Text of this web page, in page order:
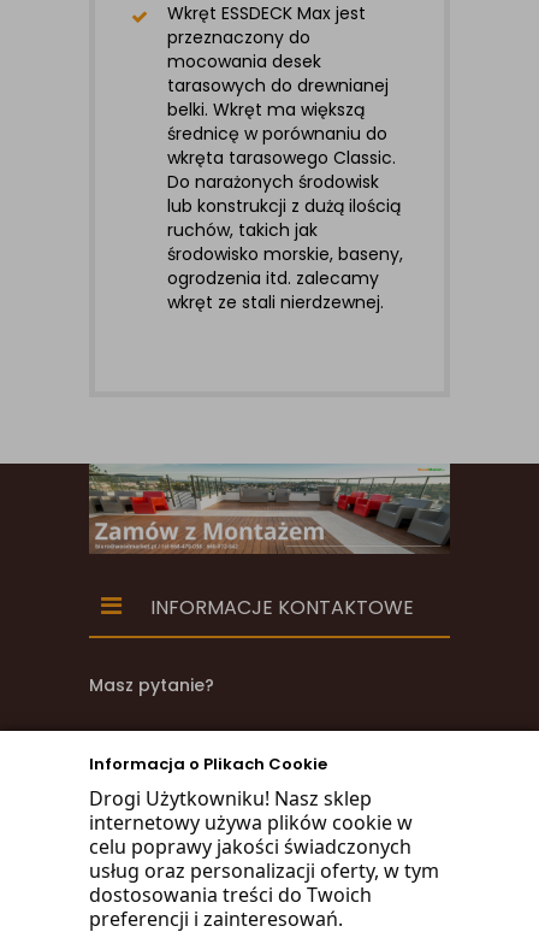
Informacja o Plikach Cookie
Drogi Użytkowniku! Nasz sklep
internetowy używa plików cookie w
celu poprawy jakości świadczonych
usług oraz personalizacji oferty, w tym
dostosowania treści do Twoich
preferencji i zainteresowań.
Wkręt ESSDECK Max jest
przeznaczony do
mocowania desek
tarasowych do drewnianej
belki. Wkręt ma większą
średnicę w porównaniu do
wkręta tarasowego Classic.
Do narażonych środowisk
lub konstrukcji z dużą ilością
ruchów, takich jak
środowisko morskie, baseny,
ogrodzenia itd. zalecamy
wkręt ze stali nierdzewnej.
INFORMACJE KONTAKTOWE
Masz pytanie?
zadzwoń
668 470 038
660 072 042
lub napisz: